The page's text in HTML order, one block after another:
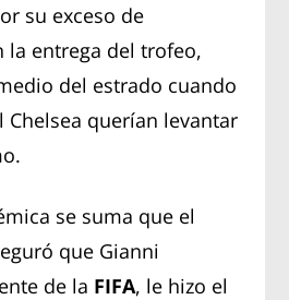
su exceso de
la entrega del trofeo,
del estrado cuando
Chelsea querían levantar
se suma que el
que Gianni
de la FIFA, le hizo el